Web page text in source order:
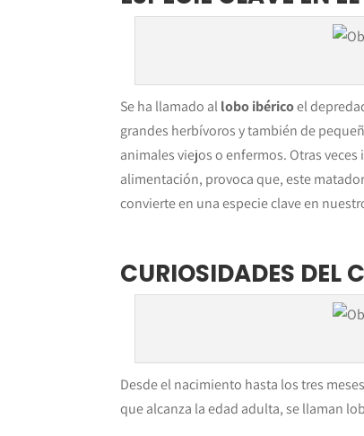
Se ha llamado allobo ibéricoel
grandes herbívoros y también de
animales viejos o enfermos. Otras
alimentación, provoca que, este
convierte en una especie clave en
CURIOSIDADES DEL
Desde el nacimiento hasta los tres
que alcanza la edad adulta, se llaman